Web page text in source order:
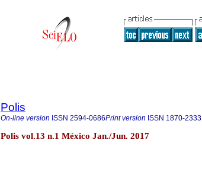
Polis
On-line version ISSN 2594-0686Print version ISSN 1870-2333
Polis vol.13 n.1 México Jan./Jun. 2017